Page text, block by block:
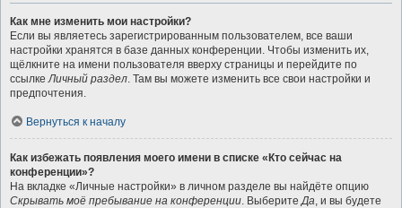
Как мне изменить мои настройки?
Если вы являетесь зарегистрированным пользователем, все ваши
настройки хранятся в базе данных конференции. Чтобы изменить их,
щёлкните на имени пользователя вверху страницы и перейдите по
ссылкеЛичный раздел. Там вы можете изменить все свои настройки и
предпочтения.
Вернуться к началу
Как избежать появления моего имени в списке «Кто сейчас на
конференции»?
На вкладке «Личные настройки» в личном разделе вы найдёте опцию
Скрывать моё пребывание на конференции. ВыберитеДа, и вы будете